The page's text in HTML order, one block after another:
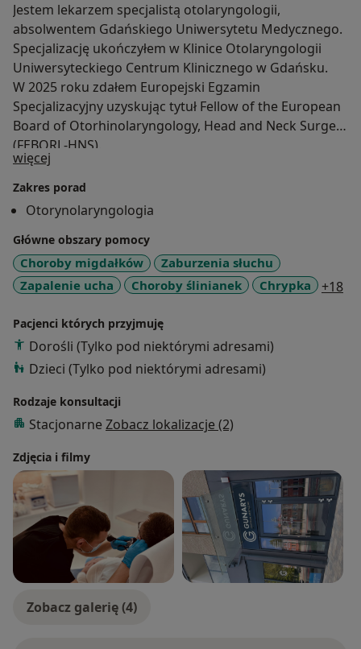
Jestem lekarzem specjalistą otolaryngologii,
absolwentem Gdańskiego Uniwersytetu Medycznego.
Specjalizację ukończyłem w Klinice Otolaryngologii
Uniwersyteckiego Centrum Klinicznego w Gdańsku.
W 2025 roku zdałem Europejski Egzamin
Specjalizacyjny uzyskując tytuł Fellow of the European
Board of Otorhinolaryngology, Head and Neck Surgery
(FEBORL-HNS).
Zajmuję się leczeniem chorób uszu, nosa, gardła i szyi.
Wykonuję zabiegi chirurgiczne w znieczuleniu
miejscowym oraz leczenie bólów głowy - blokady
nerwowe oraz iniekcje toksyny botulinowej.
W określonych przypadkach wykonuję badania USG
point-of-care.
Przyjmuję dorosłych oraz dzieci od 2. roku życia.
więcej
Zakres porad
Otorynolaryngologia
Główne obszary pomocy
Choroby migdałków
Zaburzenia słuchu
Zapalenie ucha
Choroby ślinianek Chrypka +18
Pacjenci których przyjmuję
Dorośli (Tylko pod niektórymi adresami)
Dzieci (Tylko pod niektórymi adresami)
Rodzaje konsultacji
Stacjonarne Zobacz lokalizacje (2)
Zdjęcia i filmy
Zobacz galerię (4)